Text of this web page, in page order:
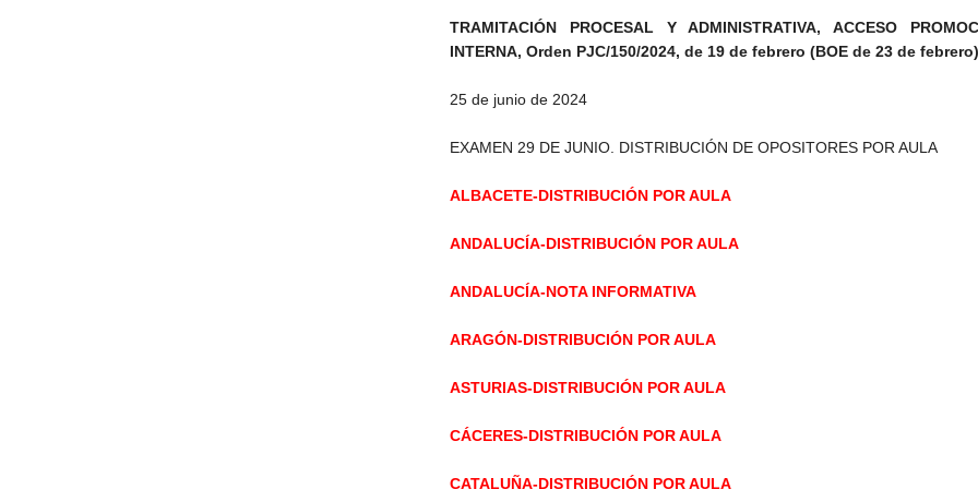
TRAMITACIÓN PROCESAL Y ADMINISTRATIVA, ACCESO
INTERNA, Orden PJC/150/2024, de 19 de febrero (BOE de 23 de febrero)
25 de junio de 2024
EXAMEN 29 DE JUNIO. DISTRIBUCIÓN DE OPOSITORES POR AULA
ALBACETE-DISTRIBUCIÓN POR AULA
ANDALUCÍA-DISTRIBUCIÓN POR AULA
ANDALUCÍA-NOTA INFORMATIVA
ARAGÓN-DISTRIBUCIÓN POR AULA
ASTURIAS-DISTRIBUCIÓN POR AULA
CÁCERES-DISTRIBUCIÓN POR AULA
CATALUÑA-DISTRIBUCIÓN POR AULA